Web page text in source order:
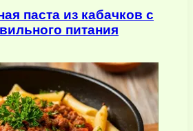
паста из кабачков с
питания